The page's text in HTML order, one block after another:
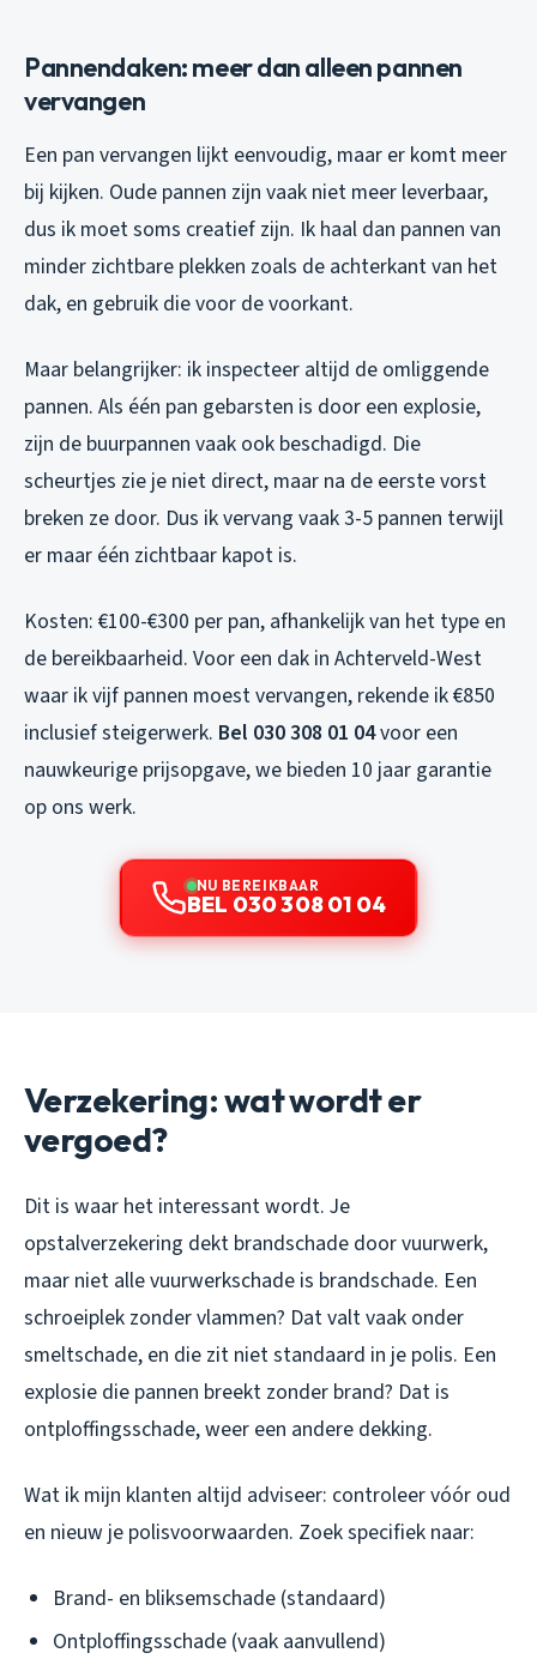
Pannendaken: meer dan alleen pannen
vervangen
Een pan vervangen lijkt eenvoudig, maar er komt meer
bij kijken. Oude pannen zijn vaak niet meer leverbaar,
dus ik moet soms creatief zijn. Ik haal dan pannen van
minder zichtbare plekken zoals de achterkant van het
dak, en gebruik die voor de voorkant.
Maar belangrijker: ik inspecteer altijd de omliggende
pannen. Als één pan gebarsten is door een explosie,
zijn de buurpannen vaak ook beschadigd. Die
scheurtjes zie je niet direct, maar na de eerste vorst
breken ze door. Dus ik vervang vaak 3-5 pannen terwijl
er maar één zichtbaar kapot is.
Kosten: €100-€300 per pan, afhankelijk van het type en
de bereikbaarheid. Voor een dak in Achterveld-West
waar ik vijf pannen moest vervangen, rekende ik €850
inclusief steigerwerk. Bel 030 308 01 04voor een
nauwkeurige prijsopgave, we bieden 10 jaar garantie
op ons werk.
NU BEREIKBAAR
BEL 030 308 01 04
Verzekering: wat wordt er
vergoed?
Dit is waar het interessant wordt. Je
opstalverzekering dekt brandschade door vuurwerk,
maar niet alle vuurwerkschade is brandschade. Een
schroeiplek zonder vlammen? Dat valt vaak onder
smeltschade, en die zit niet standaard in je polis. Een
explosie die pannen breekt zonder brand? Dat is
ontploffingsschade, weer een andere dekking.
Wat ik mijn klanten altijd adviseer: controleer vóór oud
en nieuw je polisvoorwaarden. Zoek specifiek naar:
Brand- en bliksemschade (standaard)
Ontploffingsschade (vaak aanvullend)